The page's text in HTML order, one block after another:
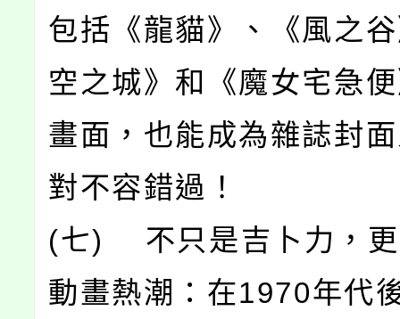
包括《龍貓》、《風之
空之城》和《魔女宅急
畫面，也能成為雜誌封
對不容錯過！
(七) 不只是吉卜力，更
動畫熱潮：在1970年代